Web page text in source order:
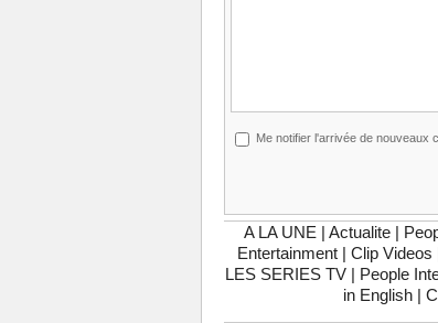
Me notifier l'arrivée de nouveaux
A LA UNE | Actualite |
Entertainment | Clip Videos
LES SERIES TV | People
in English |